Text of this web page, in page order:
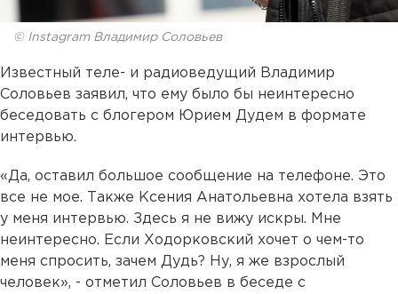
© Instagram Владимир Соловьев
Известный теле- и радиоведущий Владимир
Соловьев заявил, что ему было бы неинтересно
беседовать с блогером Юрием Дудем в формате
интервью.
«Да, оставил большое сообщение на телефоне. Это
все не мое. Также Ксения Анатольевна хотела взять
у меня интервью. Здесь я не вижу искры. Мне
неинтересно. Если Ходорковский хочет о чем-то
меня спросить, зачем Дудь? Ну, я же взрослый
человек», - отметил Соловьев в беседе с